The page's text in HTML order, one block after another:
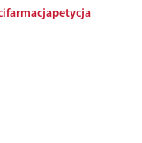
farmacjapetycja